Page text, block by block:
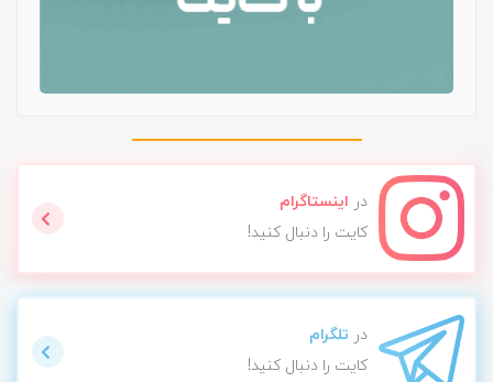
در اینستاگرام
کایت را دنبال کنید!
در تلگرام
کایت را دنبال کنید!